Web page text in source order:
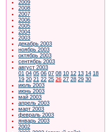
2009
2008
2007
2006
2005
2004
2003
декабрь 2003
ноябрь 2003
октябрь 2003
сентябрь 2003
август 2003
01 04 05 06 07 08 10 12 13 14 18
19 20 21 22 25 26 27 28 29 30
июль 2003
июнь 2003
май 2003
апрель 2003
март 2003
февраль 2003
январь 2003
2002